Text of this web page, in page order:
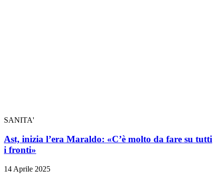
SANITA'
Ast, inizia l’era Maraldo: «C’è molto da fare su tutti
i fronti»
14 Aprile 2025